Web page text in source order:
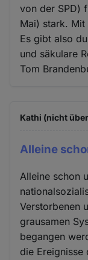
von der SPD)
Mai) stark. Mit
Es gibt also
und säkulare
Tom
Kathi (nicht
Alleine
Alleine schon
Verstorbenen
grausamen
begangen
die Ereignisse